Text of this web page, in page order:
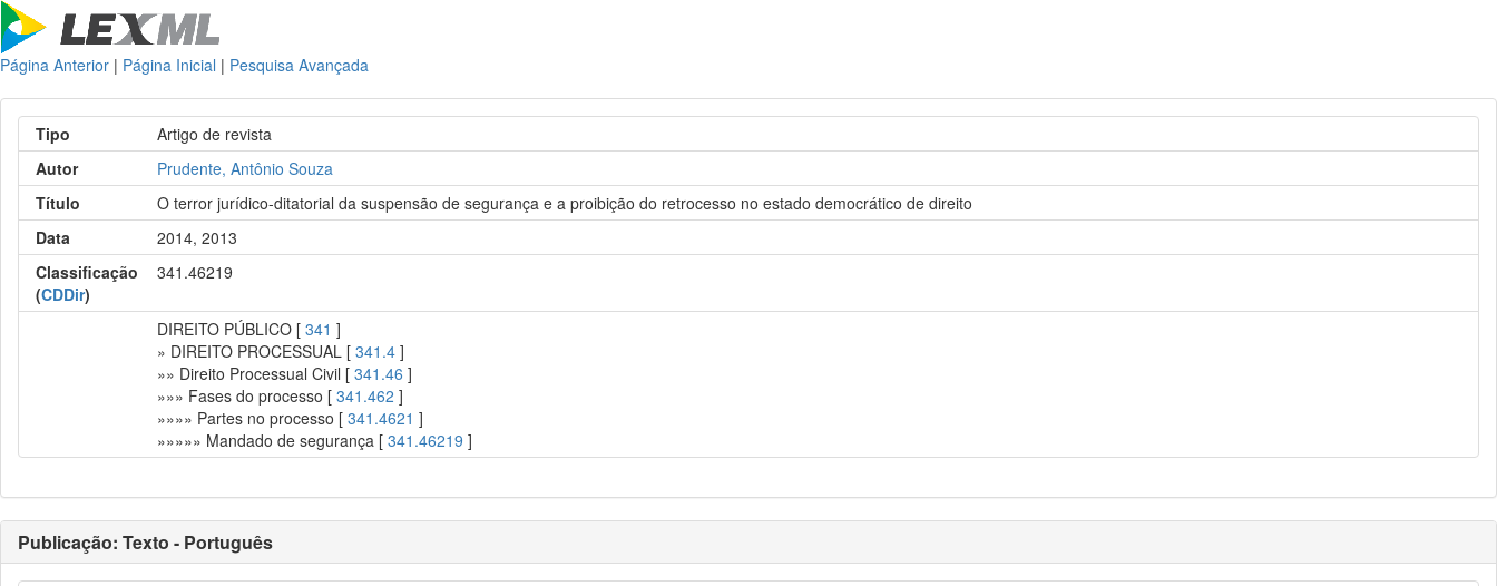
Página Anterior | Página Inicial | Pesquisa Avançada
Tipo
Artigo de revista
Autor
Prudente, Antônio Souza
Título
O terror jurídico-ditatorial da suspensão de segurança e a proibição do retrocesso no estado democrático de direito
Data
2014, 2013
Classificação
(CDDir)
341.46219
DIREITO PÚBLICO [341 ]
» DIREITO PROCESSUAL [341.4 ]
»» Direito Processual Civil [341.46 ]
»»» Fases do processo [341.462 ]
»»»» Partes no processo [341.4621 ]
»»»»» Mandado de segurança [341.46219 ]
Publicação: Texto - Português